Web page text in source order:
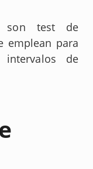
son test de
emplean para
de